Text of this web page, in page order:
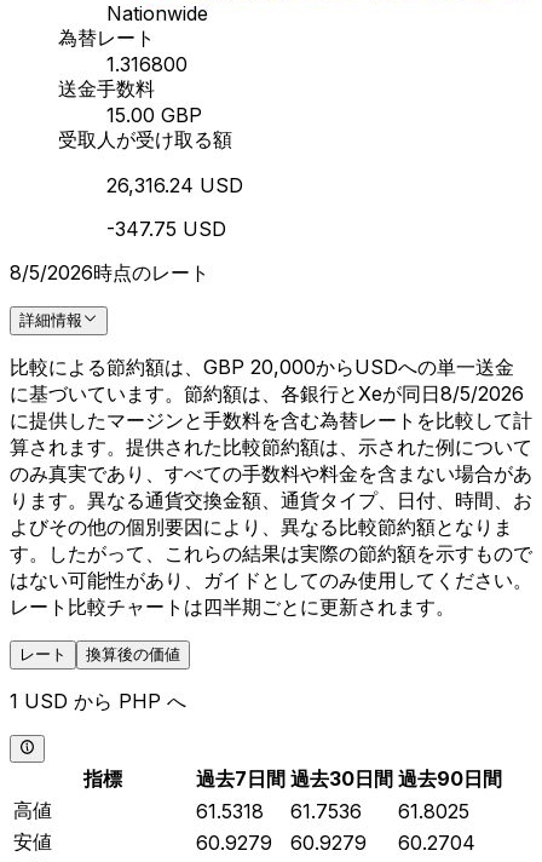
Nationwide
為替レート
1.316800
送金手数料
15.00 GBP
受取人が受け取る額
26,316.24 USD
-347.75 USD
8/5/2026時点のレート
詳細情報
比較による節約額は、GBP 20,000からUSDへの単一送金
に基づいています。節約額は、各銀行とXeが同日8/5/2026
に提供したマージンと手数料を含む為替レートを比較して計
算されます。提供された比較節約額は、示された例について
のみ真実であり、すべての手数料や料金を含まない場合があ
ります。異なる通貨交換金額、通貨タイプ、日付、時間、お
よびその他の個別要因により、異なる比較節約額となりま
す。したがって、これらの結果は実際の節約額を示すもので
はない可能性があり、ガイドとしてのみ使用してください。
レート比較チャートは四半期ごとに更新されます。
レート 換算後の価値
1 USD から PHP へ
指標 過去7日間 過去30日間 過去90日間
高値
61.5318 61.7536
61.8025
安値
60.9279 60.9279
60.2704